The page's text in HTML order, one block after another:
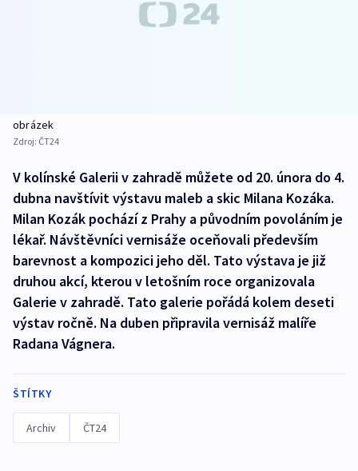
obrázek
Zdroj: ČT24
V kolínské Galerii v zahradě můžete od 20. února do 4.
dubna navštívit výstavu maleb a skic Milana Kozáka.
Milan Kozák pochází z Prahy a původním povoláním je
lékař. Návštěvníci vernisáže oceňovali především
barevnost a kompozici jeho děl. Tato výstava je již
druhou akcí, kterou v letošním roce organizovala
Galerie v zahradě. Tato galerie pořádá kolem deseti
výstav ročně. Na duben připravila vernisáž malíře
Radana Vágnera.
ŠTÍTKY
Archiv ČT24